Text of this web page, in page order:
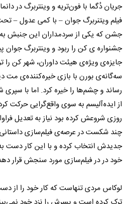
جریان دُگما با فون‌تریه و وینتربرگ در
فیلم ویتنربرگ جوان – با‌ کمی عدول –
جشن که یکی از سردمداران این جنبش
جشنواره ی کن را ربود و وینتربرگ جوان
جایزه‌ی ویژه‌ی هیئت داوران، شهر کن
سه‌گانه‌ی بورن با بازی خیره‌کننده‌ی مت
رساند و چشم‌ها را خیره کرد. اما با
از ایده‌آلیسم به سوی واقع‌گرایی حرکت
روزی شروعش کرده بود نیاز به تعدیل
چند شکست در عرصه‌ی فیلم‌سازی
جدیدش انتخاب کرده و با این کار دست به
خود در در فیلم‌سازی مورد سنجش قرار
لوکاس مردی تنهاست که کار خود را از